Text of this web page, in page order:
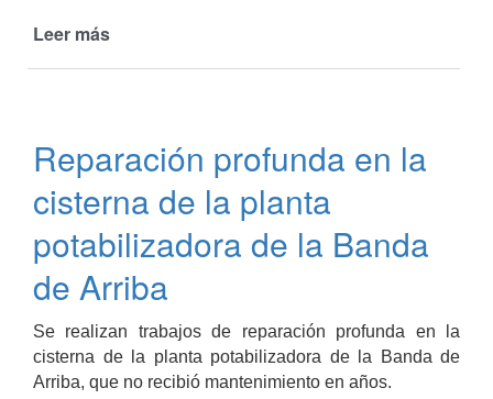
Leer más
Fiestas
Patronales
Reparación profunda en la
cisterna de la planta
potabilizadora de la Banda
de Arriba
Se realizan trabajos de reparación profunda en la
cisterna de la planta potabilizadora de la Banda de
Arriba, que no recibió mantenimiento en años.